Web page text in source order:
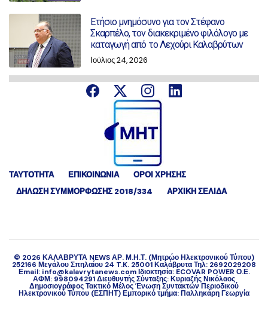
Ετήσιο μνημόσυνο για τον Στέφανο
Σκαρπέλο, τον διακεκριμένο φιλόλογο με
καταγωγή από το Λεχούρι Καλαβρύτων
Ιούλιος 24, 2026
ΤΑΥΤΟΤΗΤΑ ΕΠΙΚΟΙΝΩΝΙΑ
ΟΡΟΙ ΧΡΗΣΗΣ
ΔΉΛΩΣΗ ΣΥΜΜΌΡΦΩΣΗΣ 2018/334
ΑΡΧΙΚΗ ΣΕΛΙΔΑ
© 2026 ΚΑΛΑΒΡΥΤΑ NEWS ΑΡ. Μ.Η.Τ. (Μητρώο Ηλεκτρονικού Τύπου)
252166 Μεγάλου Σπηλαίου 24 T.K. 25001 Καλάβρυτα Τηλ: 2692029208
Εmail: info@kalavrytanews.com Ιδιοκτησία: ECOVAR POWER Ο.Ε.
ΑΦΜ: 998094291 Διευθυντής Σύνταξης: Κυριαζής Νικόλαος
Δημοσιογράφος Τακτικό Μέλος Ένωση Συντακτών Περιοδικού
Ηλεκτρονικού Τύπου (ΕΣΠΗΤ) Εμπορικό τμήμα: Παλληκάρη Γεωργία